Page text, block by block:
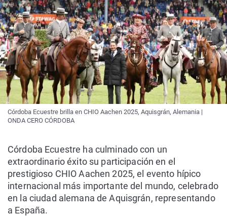
Córdoba Ecuestre brilla en CHIO Aachen 2025, Aquisgrán, Alemania |
ONDA CERO CÓRDOBA
Córdoba Ecuestre ha culminado con un
extraordinario éxito su participación en el
prestigioso CHIO Aachen 2025, el evento hípico
internacional más importante del mundo, celebrado
en la ciudad alemana de Aquisgrán, representando
a España.